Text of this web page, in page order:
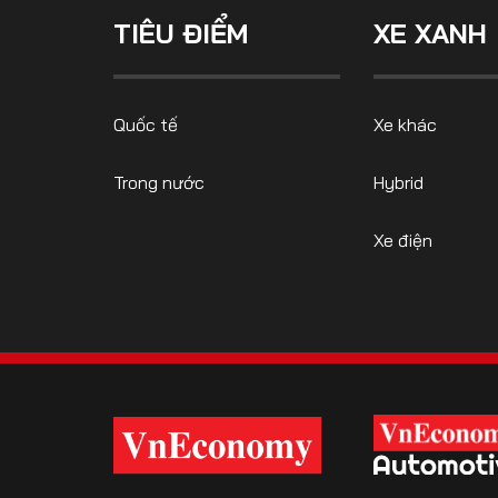
FOLLOW US
TIÊU ĐIỂM
Quốc tế
Trong nước
XE XANH
Xe khác
Hybrid
Xe điện